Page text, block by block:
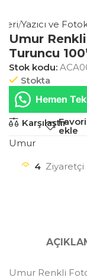
Yazıcı ve
Umur
Turuncu
Stok kodu:
Stokta
Hemen
Karşılaştır
ekle
Umur
4
Umur Renkli